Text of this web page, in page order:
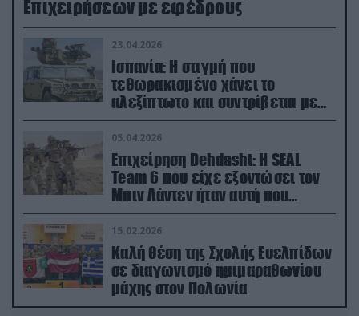
Επιχειρήσεων με εφέδρους
23.04.2026
Ισπανία: Η στιγμή που
τεθωρακισμένο χάνει το
αλεξίπτωτο και συντρίβεται με
ορμή στο έδαφος (βίντεο)
05.04.2026
Επιχείρηση Dehdasht: Η SEAL
Team 6 που είχε εξοντώσει τον
Μπιν Λάντεν ήταν αυτή που
διέσωσε τον πιλότο του F-15
15.02.2026
Καλή θέση της Σχολής Ευελπίδων
σε διαγωνισμό ημιμαραθωνίου
μάχης στον Πολωνία